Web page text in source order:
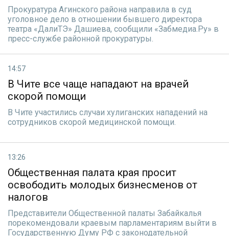
Прокуратура Агинского района направила в суд
уголовное дело в отношении бывшего директора
театра «ДалиТЭ» Дашиева, сообщили «Забмедиа.Ру» в
пресс-службе районной прокуратуры.
14:57
В Чите все чаще нападают на врачей
скорой помощи
В Чите участились случаи хулиганских нападений на
сотрудников скорой медицинской помощи.
13:26
Общественная палата края просит
освободить молодых бизнесменов от
налогов
Представители Общественной палаты Забайкалья
порекомендовали краевым парламентариям выйти в
Государственную Думу РФ с законодательной